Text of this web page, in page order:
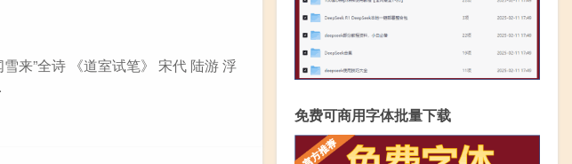
来”全诗 《道室试笔》 宋代 陆游 浮
免费可商用字体批量下载